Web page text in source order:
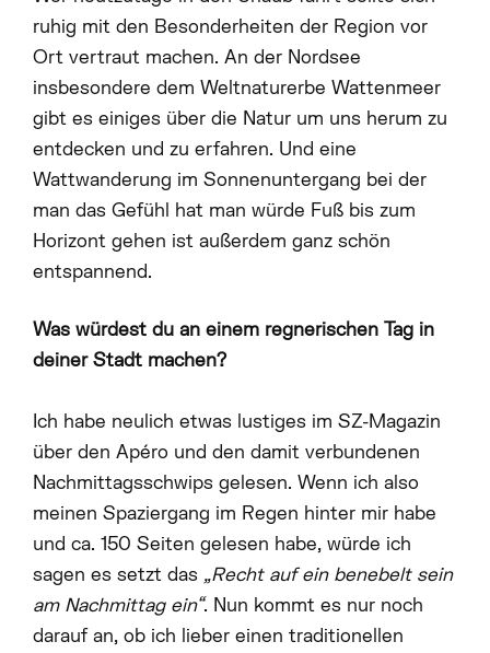
ABOUT
#NEBENSEASON
INSIDER
KREDITKARTEN
REVIEWS
REISEDEALS
ruhig mit den Besonderheiten der Region vor
Ort vertraut machen. An der Nordsee
insbesondere dem Weltnaturerbe Wattenmeer
gibt es einiges über die Natur um uns herum zu
entdecken und zu erfahren. Und eine
Wattwanderung im Sonnenuntergang bei der
man das Gefühl hat man würde Fuß bis zum
Horizont gehen ist außerdem ganz schön
entspannend.
Was würdest du an einem regnerischen Tag in
deiner Stadt machen?
Ich habe neulich etwas lustiges im SZ-Magazin
über den Apéro und den damit verbundenen
Nachmittagsschwips gelesen. Wenn ich also
meinen Spaziergang im Regen hinter mir habe
und ca. 150 Seiten gelesen habe, würde ich
sagen es setzt das „Recht auf ein benebelt sein
am Nachmittag ein“. Nun kommt es nur noch
darauf an, ob ich lieber einen traditionellen